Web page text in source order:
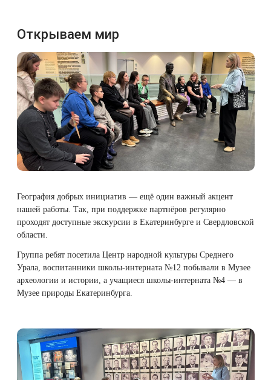
Открываем мир
География добрых инициатив — ещё один важный акцент
нашей работы. Так, при поддержке партнёров регулярно
проходят доступные экскурсии в Екатеринбурге и Свердловской
области.
Группа ребят посетила Центр народной культуры Среднего
Урала, воспитанники школы-интерната №12 побывали в Музее
археологии и истории, а учащиеся школы-интерната №4 — в
Музее природы Екатеринбурга.